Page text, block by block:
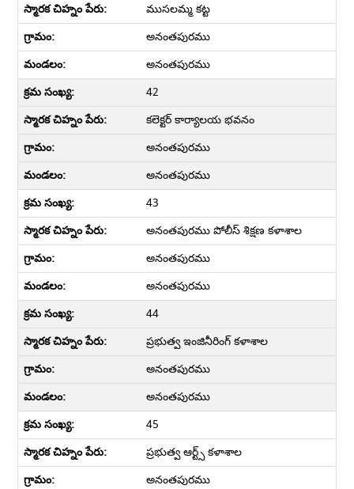
ముసలమ్మ కట్ట
అనంతపురము
అనంతపురము
42
కలెక్టర్ కార్యాలయ భవనం
అనంతపురము
అనంతపురము
43
అనంతపురము పోలీస్ శిక్షణ కళాశాల
అనంతపురము
అనంతపురము
44
ప్రభుత్వ ఇంజినీరింగ్ కళాశాల
అనంతపురము
అనంతపురము
45
ప్రభుత్వ ఆర్ట్స్ కళాశాల
అనంతపురము